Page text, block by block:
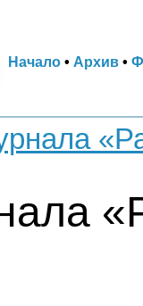
Начало• Архив•